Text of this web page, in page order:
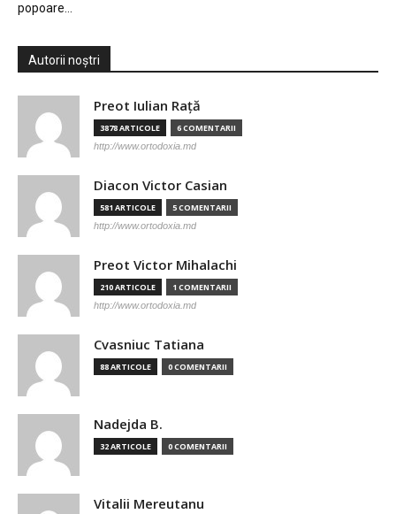
popoare…
Autorii noștri
Preot Iulian Raţă
3878 ARTICOLE 6 COMENTARII
http://www.ortodoxia.md
Diacon Victor Casian
581 ARTICOLE 5 COMENTARII
http://www.ortodoxia.md
Preot Victor Mihalachi
210 ARTICOLE 1 COMENTARII
http://www.ortodoxia.md
Cvasniuc Tatiana
88 ARTICOLE 0 COMENTARII
Nadejda B.
32 ARTICOLE 0 COMENTARII
Vitalii Mereutanu